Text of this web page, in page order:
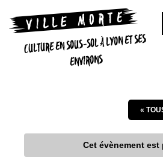
CULTURE EN SOUS-SOL À LYON ET SES
ENVIRONS
«
Cet évènement est